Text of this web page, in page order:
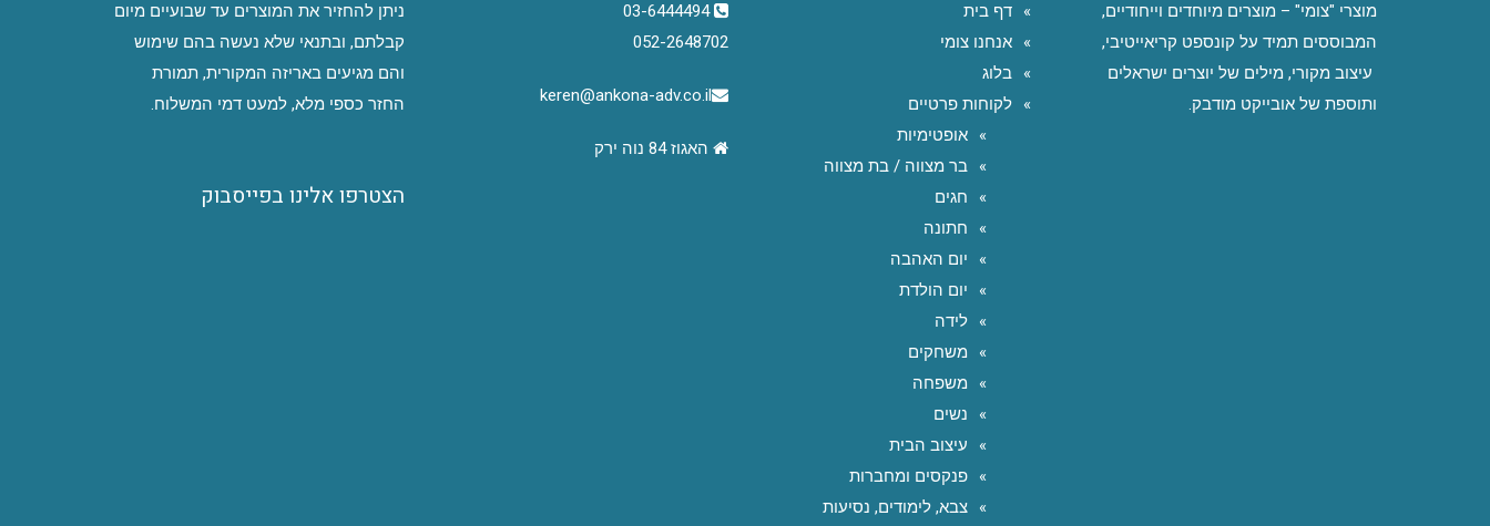
מוצרי "צומי" – מוצרים מיוחדים וייחודיים,
המבוססים תמיד על קונספט קריאייטיבי,
עיצוב מקורי, מילים של יוצרים ישראלים
ותוספת של אובייקט מודבק.
דף בית
אנחנו צומי
בלוג
לקוחות פרטיים
אופטימיות
בר מצווה / בת מצווה
חגים
חתונה
יום האהבה
יום הולדת
לידה
משחקים
משפחה
נשים
עיצוב הבית
פנקסים ומחברות
צבא, לימודים, נסיעות
03-6444494
052-2648702
keren@ankona-adv.co.il
האגוז 84 נוה ירק
ניתן להחזיר את המוצרים עד שבועיים מיום
קבלתם, ובתנאי שלא נעשה בהם שימוש
והם מגיעים באריזה המקורית, תמורת
החזר כספי מלא, למעט דמי המשלוח.
הצטרפו אלינו בפייסבוק